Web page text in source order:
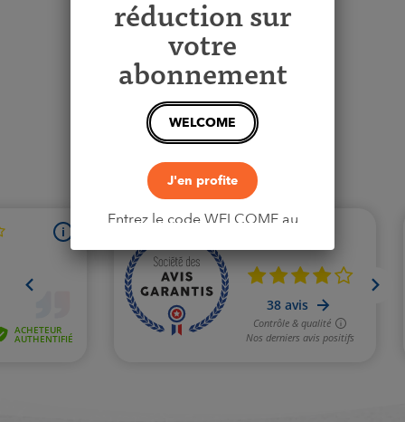
Voir le produit
réduction sur
votre
abonnement
WELCOME
J'en profite
Entrez le code WELCOME au